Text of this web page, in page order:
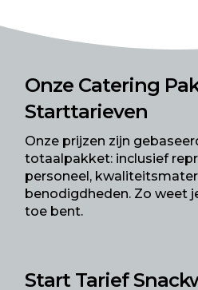
Onze Catering
Starttarieven
Onze prijzen zijn
totaalpakket: inclusief
personeel,
benodigdheden. Zo weet
toe bent.
Start Tarief